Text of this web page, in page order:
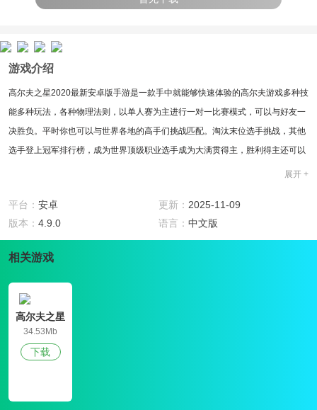
游戏介绍
高尔夫之星2020最新安卓版手游是一款手中就能够快速体验的高尔夫游戏多种技
能多种玩法，各种物理法则，以单人赛为主进行一对一比赛模式，可以与好友一
决胜负。平时你也可以与世界各地的高手们挑战匹配。淘汰末位选手挑战，其他
选手登上冠军排行榜，成为世界顶级职业选手成为大满贯得主，胜利得主还可以
1. 现实中职业选手曲棍秋击打的技术。
2. 可以体验二进行一对一的比赛模式，与世界各地选手一决胜负。
3. 现实中的地形高低，湿度等主力都可以在游戏中体验到。
4. 胜利者可获得世界级大满贯选手，并且有丰厚的奖金。
1. 完美清晰度与技巧性打球相结合。
3. 无论在世界哪个地方都可以邀请朋友一起比赛。
4. 每周一进行新一轮比赛，胜利得奖者也可以获得丰厚奖金。
软件点评
地，都可以在与世界各级选手进行的游戏体验。模仿现实中，地形高的温度湿
展开 +
平台： 安卓 更新： 2025-11-09
版本： 4.9.0 语言： 中文版
相关游戏
高尔夫之星
34.53Mb
下载